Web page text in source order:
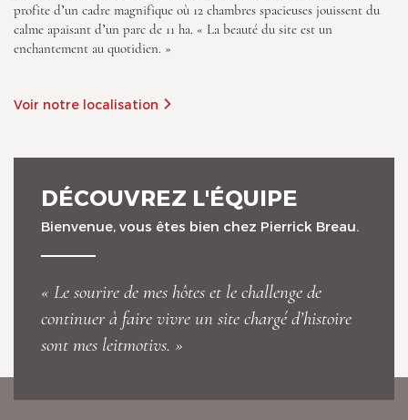
profite d’un cadre magnifique où 12 chambres spacieuses jouissent du
calme apaisant d’un parc de 11 ha. « La beauté du site est un
enchantement au quotidien. »
Voir notre localisation
DÉCOUVREZ L'ÉQUIPE
Bienvenue, vous êtes bien chez Pierrick Breau.
« Le sourire de mes hôtes et le challenge de
continuer à faire vivre un site chargé d’histoire
sont mes leitmotivs. »
Château de Briançon, The
Château de Briançon, The